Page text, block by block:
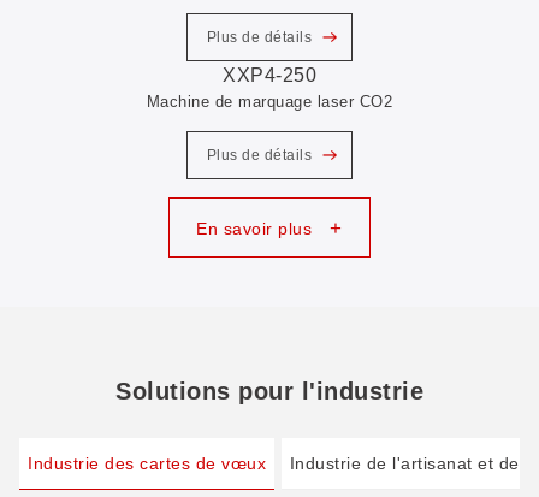
Plus de détails
XXP4-250
Machine de marquage laser CO2
Plus de détails
En savoir plus +
Solutions pour l'industrie
Industrie des cartes de vœux Industrie de l'artisanat et des